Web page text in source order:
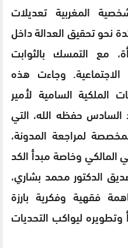
المغربية تعديلات
نحو تحقيق العدالة داخل
مع التمسك بالثوابت
الاجتماعية. وجاءت هذه
الملكية السامية لأمير
السادس حفظه الله، التي
لمراجعة المدونة،
وخاصة مبدأ الكد
الدكتور محمد بشاري،
فقهية وفكرية بارزة
ليواكب التحديات